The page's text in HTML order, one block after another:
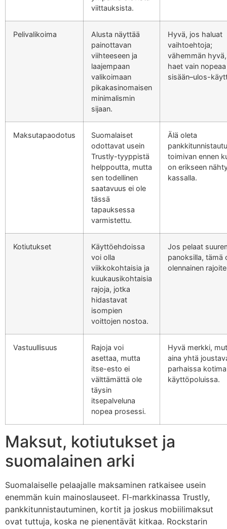
viittauksista.
Pelivalikoima
Alusta näyttää
painottavan
viihteeseen ja
laajempaan
valikoimaan
pikakasinomaisen
minimalismin
sijaan.
Hyvä, jos haluat
vaihtoehtoja;
vähemmän
haet vain nopeaa
sisään–ulos-
Maksutapaodotus
Suomalaiset
odottavat usein
Trustly-tyyppistä
helppoutta, mutta
sen todellinen
saatavuus ei ole
tässä
tapauksessa
varmistettu.
Älä oleta
toimivan ennen
on erikseen
kassalla.
Kotiutukset
Käyttöehdoissa
voi olla
viikkokohtaisia ja
kuukausikohtaisia
rajoja, jotka
hidastavat
isompien
voittojen nostoa.
Jos pelaat
panoksilla, tämä
olennainen
Vastuullisuus
Rajoja voi
asettaa, mutta
itse-esto ei
välttämättä ole
täysin
itsepalveluna
nopea prosessi.
Hyvä merkki,
aina yhtä
parhaissa
käyttöpoluissa.
Maksut, kotiutukset ja
suomalainen arki
Suomalaiselle pelaajalle maksaminen ratkaisee usein
enemmän kuin mainoslauseet. FI-markkinassa Trustly,
pankkitunnistautuminen, kortit ja joskus mobiilimaksut
ovat tuttuja, koska ne pienentävät kitkaa. Rockstarin